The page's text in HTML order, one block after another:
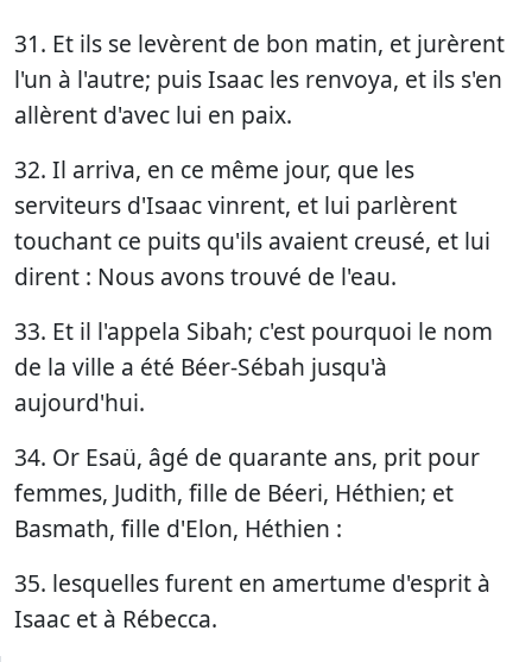
31. Et ils se levèrent de bon matin, et jurèrent
l'un à l'autre; puis Isaac les renvoya, et ils s'en
allèrent d'avec lui en paix.
32. Il arriva, en ce même jour, que les
serviteurs d'Isaac vinrent, et lui parlèrent
touchant ce puits qu'ils avaient creusé, et lui
dirent : Nous avons trouvé de l'eau.
33. Et il l'appela Sibah; c'est pourquoi le nom
de la ville a été Béer-Sébah jusqu'à
aujourd'hui.
34. Or Esaü, âgé de quarante ans, prit pour
femmes, Judith, fille de Béeri, Héthien; et
Basmath, fille d'Elon, Héthien :
35. lesquelles furent en amertume d'esprit à
Isaac et à Rébecca.